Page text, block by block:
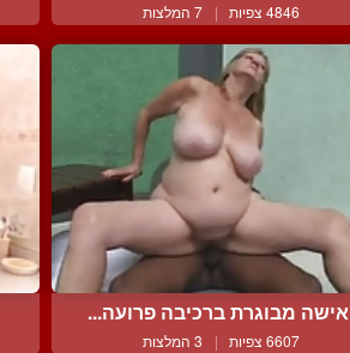
4846 צפיות | 7 המלצות
אישה מבוגרת ברכיבה פרועה...
6607 צפיות | 3 המלצות